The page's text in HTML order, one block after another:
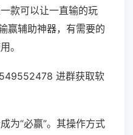
款可以让一直输的玩
赢辅助神器，有需要的
。
进群获取软
为“必赢”。其操作方式